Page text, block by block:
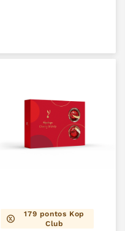
179 pontos Kop
Club